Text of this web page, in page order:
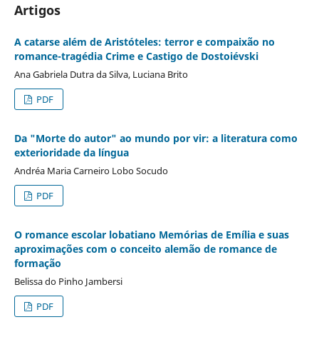
Artigos
A catarse além de Aristóteles: terror e compaixão no
romance-tragédia Crime e Castigo de Dostoiévski
Ana Gabriela Dutra da Silva, Luciana Brito
PDF
Da "Morte do autor" ao mundo por vir: a literatura como
exterioridade da língua
Andréa Maria Carneiro Lobo Socudo
PDF
O romance escolar lobatiano Memórias de Emília e suas
aproximações com o conceito alemão de romance de
formação
Belissa do Pinho Jambersi
PDF